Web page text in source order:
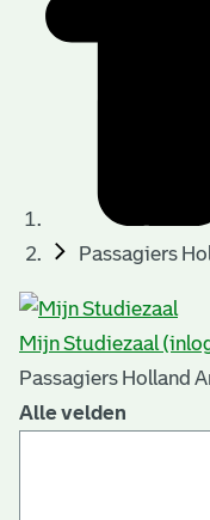
Passagiers
Mijn Studiezaal
Passagiers Holland
Alle velden